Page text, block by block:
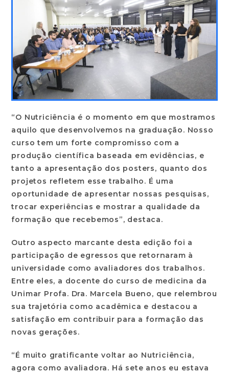
“O Nutriciência é o momento em que mostramos
aquilo que desenvolvemos na graduação. Nosso
curso tem um forte compromisso com a
produção científica baseada em evidências, e
tanto a apresentação dos posters, quanto dos
projetos refletem esse trabalho. É uma
oportunidade de apresentar nossas pesquisas,
trocar experiências e mostrar a qualidade da
formação que recebemos”, destaca.
Outro aspecto marcante desta edição foi a
participação de egressos que retornaram à
universidade como avaliadores dos trabalhos.
Entre eles, a docente do curso de medicina da
Unimar Profa. Dra. Marcela Bueno, que relembrou
sua trajetória como acadêmica e destacou a
satisfação em contribuir para a formação das
novas gerações.
“É muito gratificante voltar ao Nutriciência,
agora como avaliadora. Há sete anos eu estava